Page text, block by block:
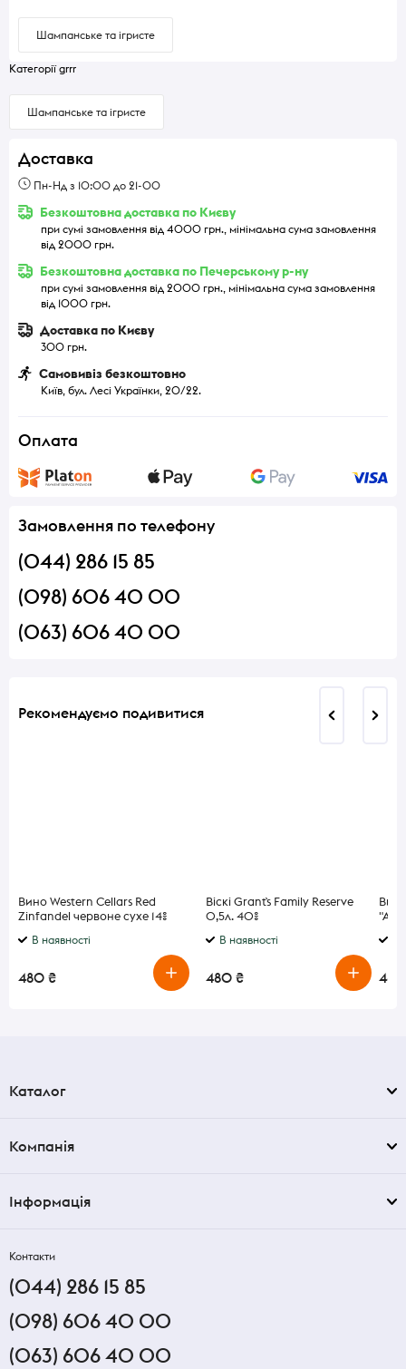
Шампанське та ігристе
Категорії grrr
Шампанське та ігристе
Доставка
Пн-Нд з 10:00 до 21-00
Безкоштовна доставка по Києву
при сумі замовлення від 4000 грн., мінімальна сума замовлення
від 2000 грн.
Безкоштовна доставка по Печерському р-ну
при сумі замовлення від 2000 грн., мінімальна сума замовлення
від 1000 грн.
Доставка по Києву
300 грн.
Самовивіз безкоштовно
Київ, бул. Лесі Українки, 20/22.
Оплата
Замовлення по телефону
(044) 286 15 85
(098) 606 40 00
(063) 606 40 00
Рекомендуємо подивитися
Вино Western Cellars Red
Zinfandel червоне сухе 14%
В наявності
480 ₴
Віскі Grant`s Family Reserve
0,5л. 40%
В наявності
480 ₴
Каталог
Компанія
Інформація
Контакти
(044) 286 15 85
(098) 606 40 00
(063) 606 40 00